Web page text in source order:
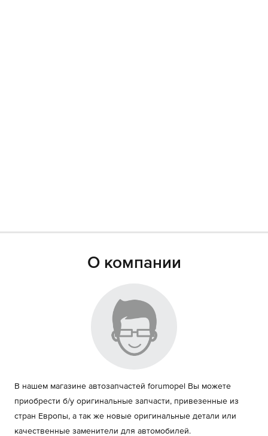
О компании
В нашем магазине автозапчастей forumopel Вы можете
приобрести б/у оригинальные запчасти, привезенные из
стран Европы, а так же новые оригинальные детали или
качественные заменители для автомобилей.